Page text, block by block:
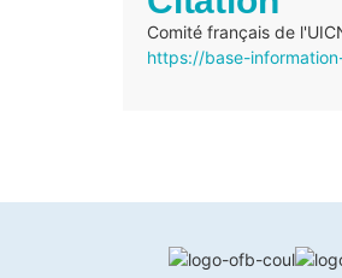
Comité français de
https://base-